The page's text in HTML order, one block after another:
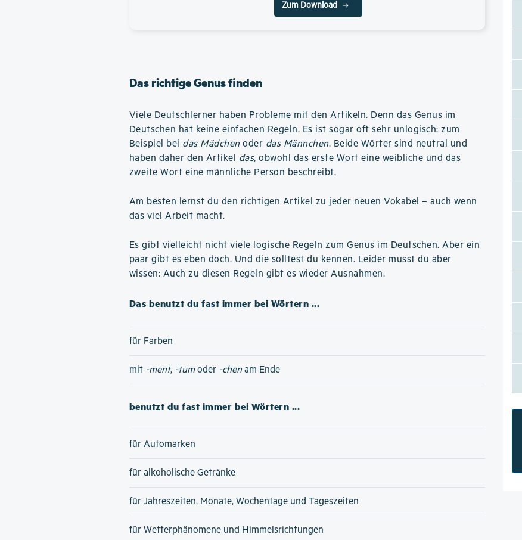
Zum Download
Das richtige Genus finden
Viele Deutschlerner haben Probleme mit den Artikeln. Denn das Genus im
Deutschen hat keine einfachen Regeln. Es ist sogar oft sehr unlogisch: zum
Beispiel bei das Mädchen oder das Männchen. Beide Wörter sind neutral und
haben daher den Artikel das, obwohl das erste Wort eine weibliche und das
zweite Wort eine männliche Person beschreibt.
Am besten lernst du den richtigen Artikel zu jeder neuen Vokabel – auch wenn
das viel Arbeit macht.
Es gibt vielleicht nicht viele logische Regeln zum Genus im Deutschen. Aber ein
paar gibt es eben doch. Und die solltest du kennen. Leider musst du aber
wissen: Auch zu diesen Regeln gibt es wieder Ausnahmen.
Das benutzt du fast immer bei Wörtern ...
für Farben
mit -ment, -tumoder -chenam Ende
benutzt du fast immer bei Wörtern ...
für Automarken
für alkoholische Getränke
für Jahreszeiten, Monate, Wochentage und Tageszeiten
für Wetterphänomene und Himmelsrichtungen